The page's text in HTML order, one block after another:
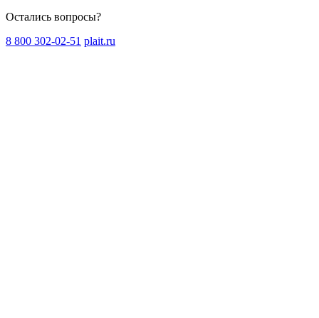
Остались вопросы?
8 800 302-02-51 plait.ru